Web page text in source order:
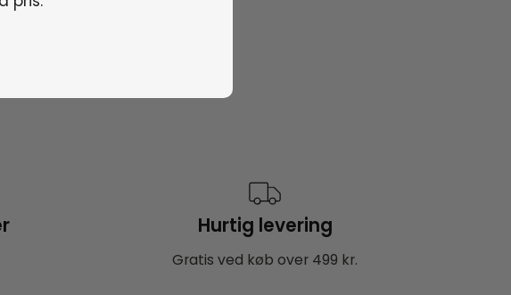
Hurtig levering
Gratis ved køb over 499 kr.